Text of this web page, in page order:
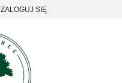
ZALOGUJ SIĘ